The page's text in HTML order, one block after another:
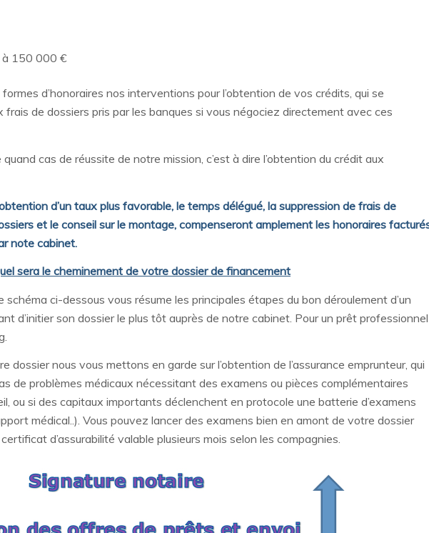
à 150 000 €
d’honoraires nos interventions pour l’obtention de vos crédits, qui se
de dossiers pris par les banques si vous négociez directement avec ces
cas de réussite de notre mission, c’est à dire l’obtention du crédit aux
d’un taux plus favorable, le temps délégué, la suppression de frais de
et le conseil sur le montage, compenseront amplement les honoraires
note cabinet.
sera le cheminement de votre dossier de financement
schéma ci-dessous vous résume les principales étapes du bon déroulement d’un
d’initier son dossier le plus tôt auprès de notre cabinet. Pour un prêt professionnel
dossier nous vous mettons en garde sur l’obtention de l’assurance emprunteur, qui
de problèmes médicaux nécessitant des examens ou pièces complémentaires
ou si des capitaux importants déclenchent en protocole une batterie d’examens
médical..). Vous pouvez lancer des examens bien en amont de votre dossier
d’assurabilité valable plusieurs mois selon les compagnies.